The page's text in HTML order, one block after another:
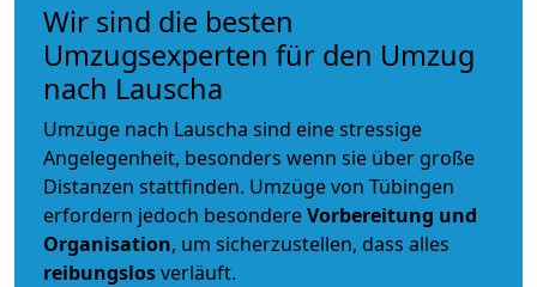
Wir sind die besten
Umzugsexperten für den Umzug
nach Lauscha
Umzüge nach Lauscha sind eine stressige
Angelegenheit, besonders wenn sie über große
Distanzen stattfinden. Umzüge von Tübingen
erfordern jedoch besondereVorbereitung und
Organisation, um sicherzustellen, dass alles
reibungslosverläuft.